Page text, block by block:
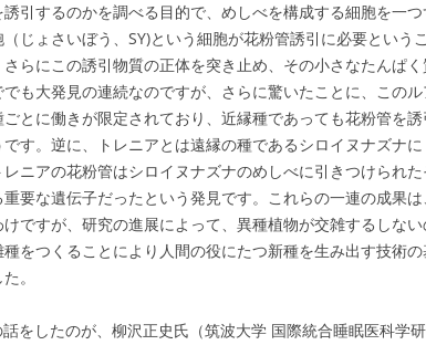
引するのかを調べる目的で、めしべを構成する細胞を一
じょさいぼう、SY)という細胞が花粉管誘引に必要という
らにこの誘引物質の正体を突き止め、その小さなたんぱ
でも大発見の連続なのですが、さらに驚いたことに、この
とに働きが限定されており、近縁種であっても花粉管を
す。逆に、トレニアとは遠縁の種であるシロイヌナズナ
ニアの花粉管はシロイヌナズナのめしべに引きつけられ
要な遺伝子だったという発見です。これらの一連の成果
ですが、研究の進展によって、異種植物が交雑するしな
種をつくることにより人間の役にたつ新種を生み出す技術
。
をしたのが、柳沢正史氏（筑波大学 国際統合睡眠医科学研